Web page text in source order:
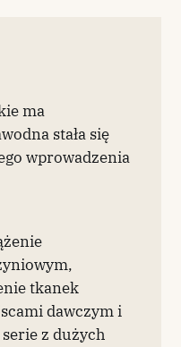
ma
stała się
wprowadzenia
tkanek
dawczym i
z dużych